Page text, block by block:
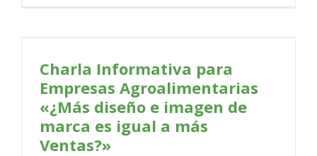
Charla Informativa para
Empresas Agroalimentarias
«¿Más diseño e imagen de
marca es igual a más
Ventas?»